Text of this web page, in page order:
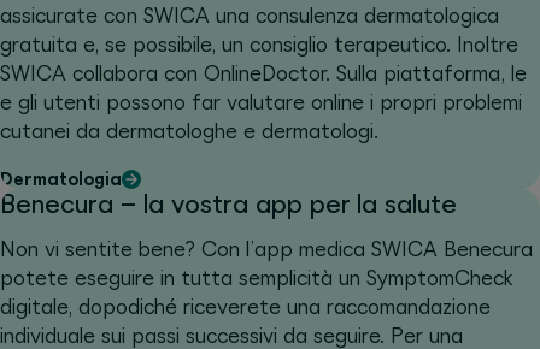
assicurate con SWICA una consulenza dermatologica
gratuita e, se possibile, un consiglio terapeutico. Inoltre
SWICA collabora con OnlineDoctor. Sulla piattaforma, le
e gli utenti possono far valutare online i propri problemi
cutanei da dermatologhe e dermatologi.
Dermatologia
Benecura – la vostra app per la salute
Non vi sentite bene? Con l’app medica SWICA Benecura
potete eseguire in tutta semplicità un SymptomCheck
digitale, dopodiché riceverete una raccomandazione
individuale sui passi successivi da seguire. Per una